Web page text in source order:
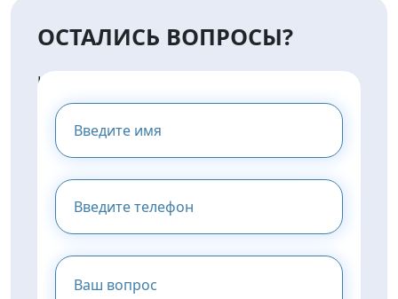
ОСТАЛИСЬ ВОПРОСЫ?
НАПИШИТЕ НАМ И МЫ
ПРЕДОСТАВИМ ВАМ
КОНСУЛЬТАЦИЮ